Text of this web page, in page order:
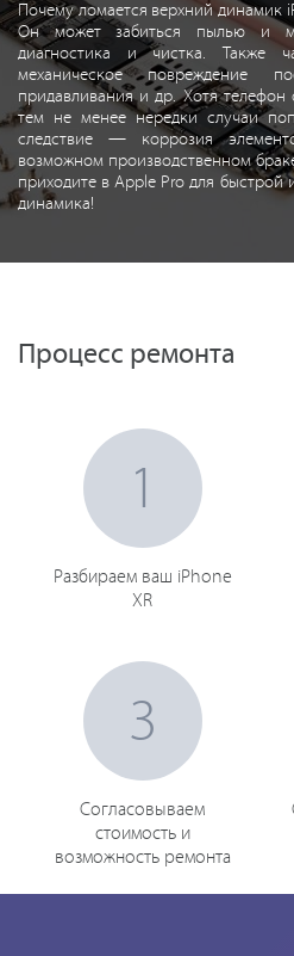
Почему ломается верхний динамик
Он может забиться пылью и
диагностика и чистка. Также
механическое повреждение
придавливания и др. Хотя телефон
тем не менее нередки случаи
следствие — коррозия
возможном производственном
приходите в Apple Pro для
динамика!
Процесс ремонта
1
Разбираем ваш iPhone
XR
3
Согласовываем
стоимость и
возможность ремонта